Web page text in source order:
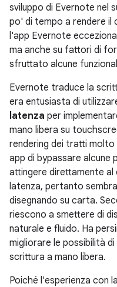
sviluppo di Evernote nel
po' di tempo a rendere il
l'app Evernote
ma anche su fattori di
sfruttato alcune
Evernote traduce la
era entusiasta di
latenza per
mano libera su
rendering dei tratti
app di bypassare alcune
attingere direttamente al
latenza, pertanto
disegnando su carta.
riescono a smettere di
naturale e fluido. Ha
migliorare le possibilità
scrittura a mano libera.
Poiché l'esperienza con